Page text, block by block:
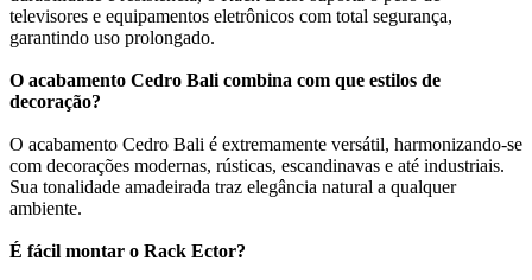
televisores e equipamentos eletrônicos com total segurança,
garantindo uso prolongado.
O acabamento Cedro Bali combina com que estilos de
decoração?
O acabamento Cedro Bali é extremamente versátil, harmonizando-se
com decorações modernas, rústicas, escandinavas e até industriais.
Sua tonalidade amadeirada traz elegância natural a qualquer
ambiente.
É fácil montar o Rack Ector?